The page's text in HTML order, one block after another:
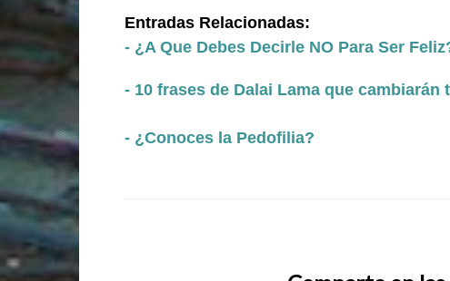
Entradas Relacionadas:
- ¿A Que Debes Decirle NO Para Ser
- 10 frases de Dalai Lama que
- ¿Conoces la Pedofilia?